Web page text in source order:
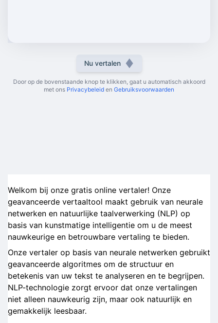
Nu vertalen
Door op de bovenstaande knop te klikken, gaat u automatisch akkoord
met ons Privacybeleid en Gebruiksvoorwaarden
Welkom bij onze gratis online vertaler! Onze
geavanceerde vertaaltool maakt gebruik van neurale
netwerken en natuurlijke taalverwerking (NLP) op
basis van kunstmatige intelligentie om u de meest
nauwkeurige en betrouwbare vertaling te bieden.
Onze vertaler op basis van neurale netwerken gebruikt
geavanceerde algoritmes om de structuur en
betekenis van uw tekst te analyseren en te begrijpen.
NLP-technologie zorgt ervoor dat onze vertalingen
niet alleen nauwkeurig zijn, maar ook natuurlijk en
gemakkelijk leesbaar.